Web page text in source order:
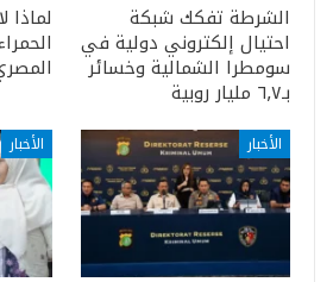
الشرطة تفكك شبكة
احتيال إلكتروني دولية في
سومطرا الشمالية وخسائر
بـ٦٫٧ مليار روبية
الأخبار الأخبار